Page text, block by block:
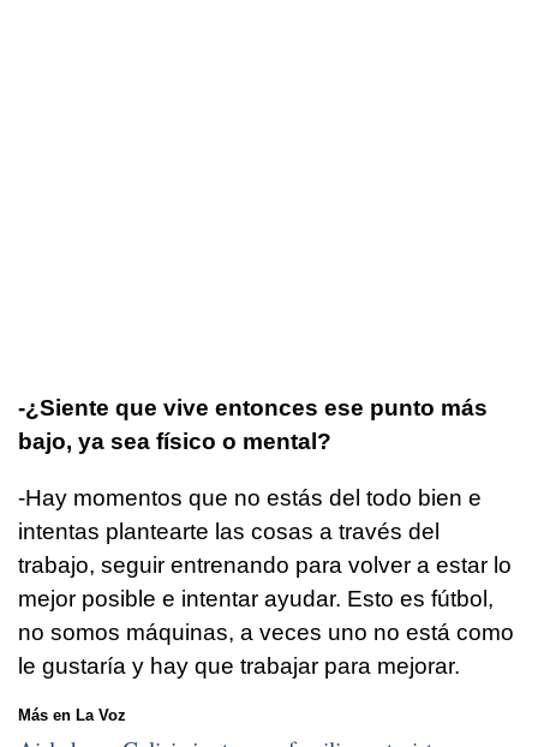
-¿Siente que vive entonces ese punto más
bajo, ya sea físico o mental?
-Hay momentos que no estás del todo bien e
intentas plantearte las cosas a través del
trabajo, seguir entrenando para volver a estar lo
mejor posible e intentar ayudar. Esto es fútbol,
no somos máquinas, a veces uno no está como
le gustaría y hay que trabajar para mejorar.
Más en La Voz